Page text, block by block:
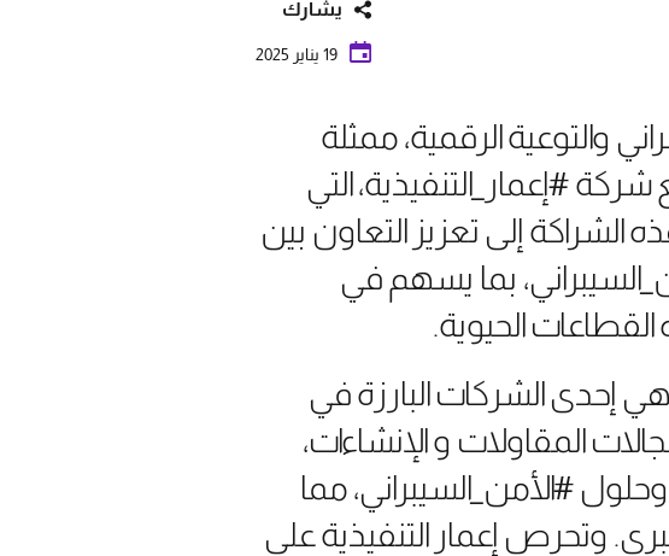
يشارك
19 يناير 2025
والتوعية الرقمية، ممثلة
شركة #إعمار_التنفيذية، التي
إلى تعزيز التعاون بين
بما يسهم في
الحيوية.
إحدى الشركات البارزة في
المقاولات و الإنشاءات،
#الأمن_السيبراني، مما
وتحرص إعمار التنفيذية على